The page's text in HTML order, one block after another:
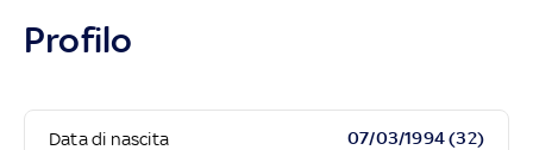
Profilo
Data di nascita 07/03/1994 (32)